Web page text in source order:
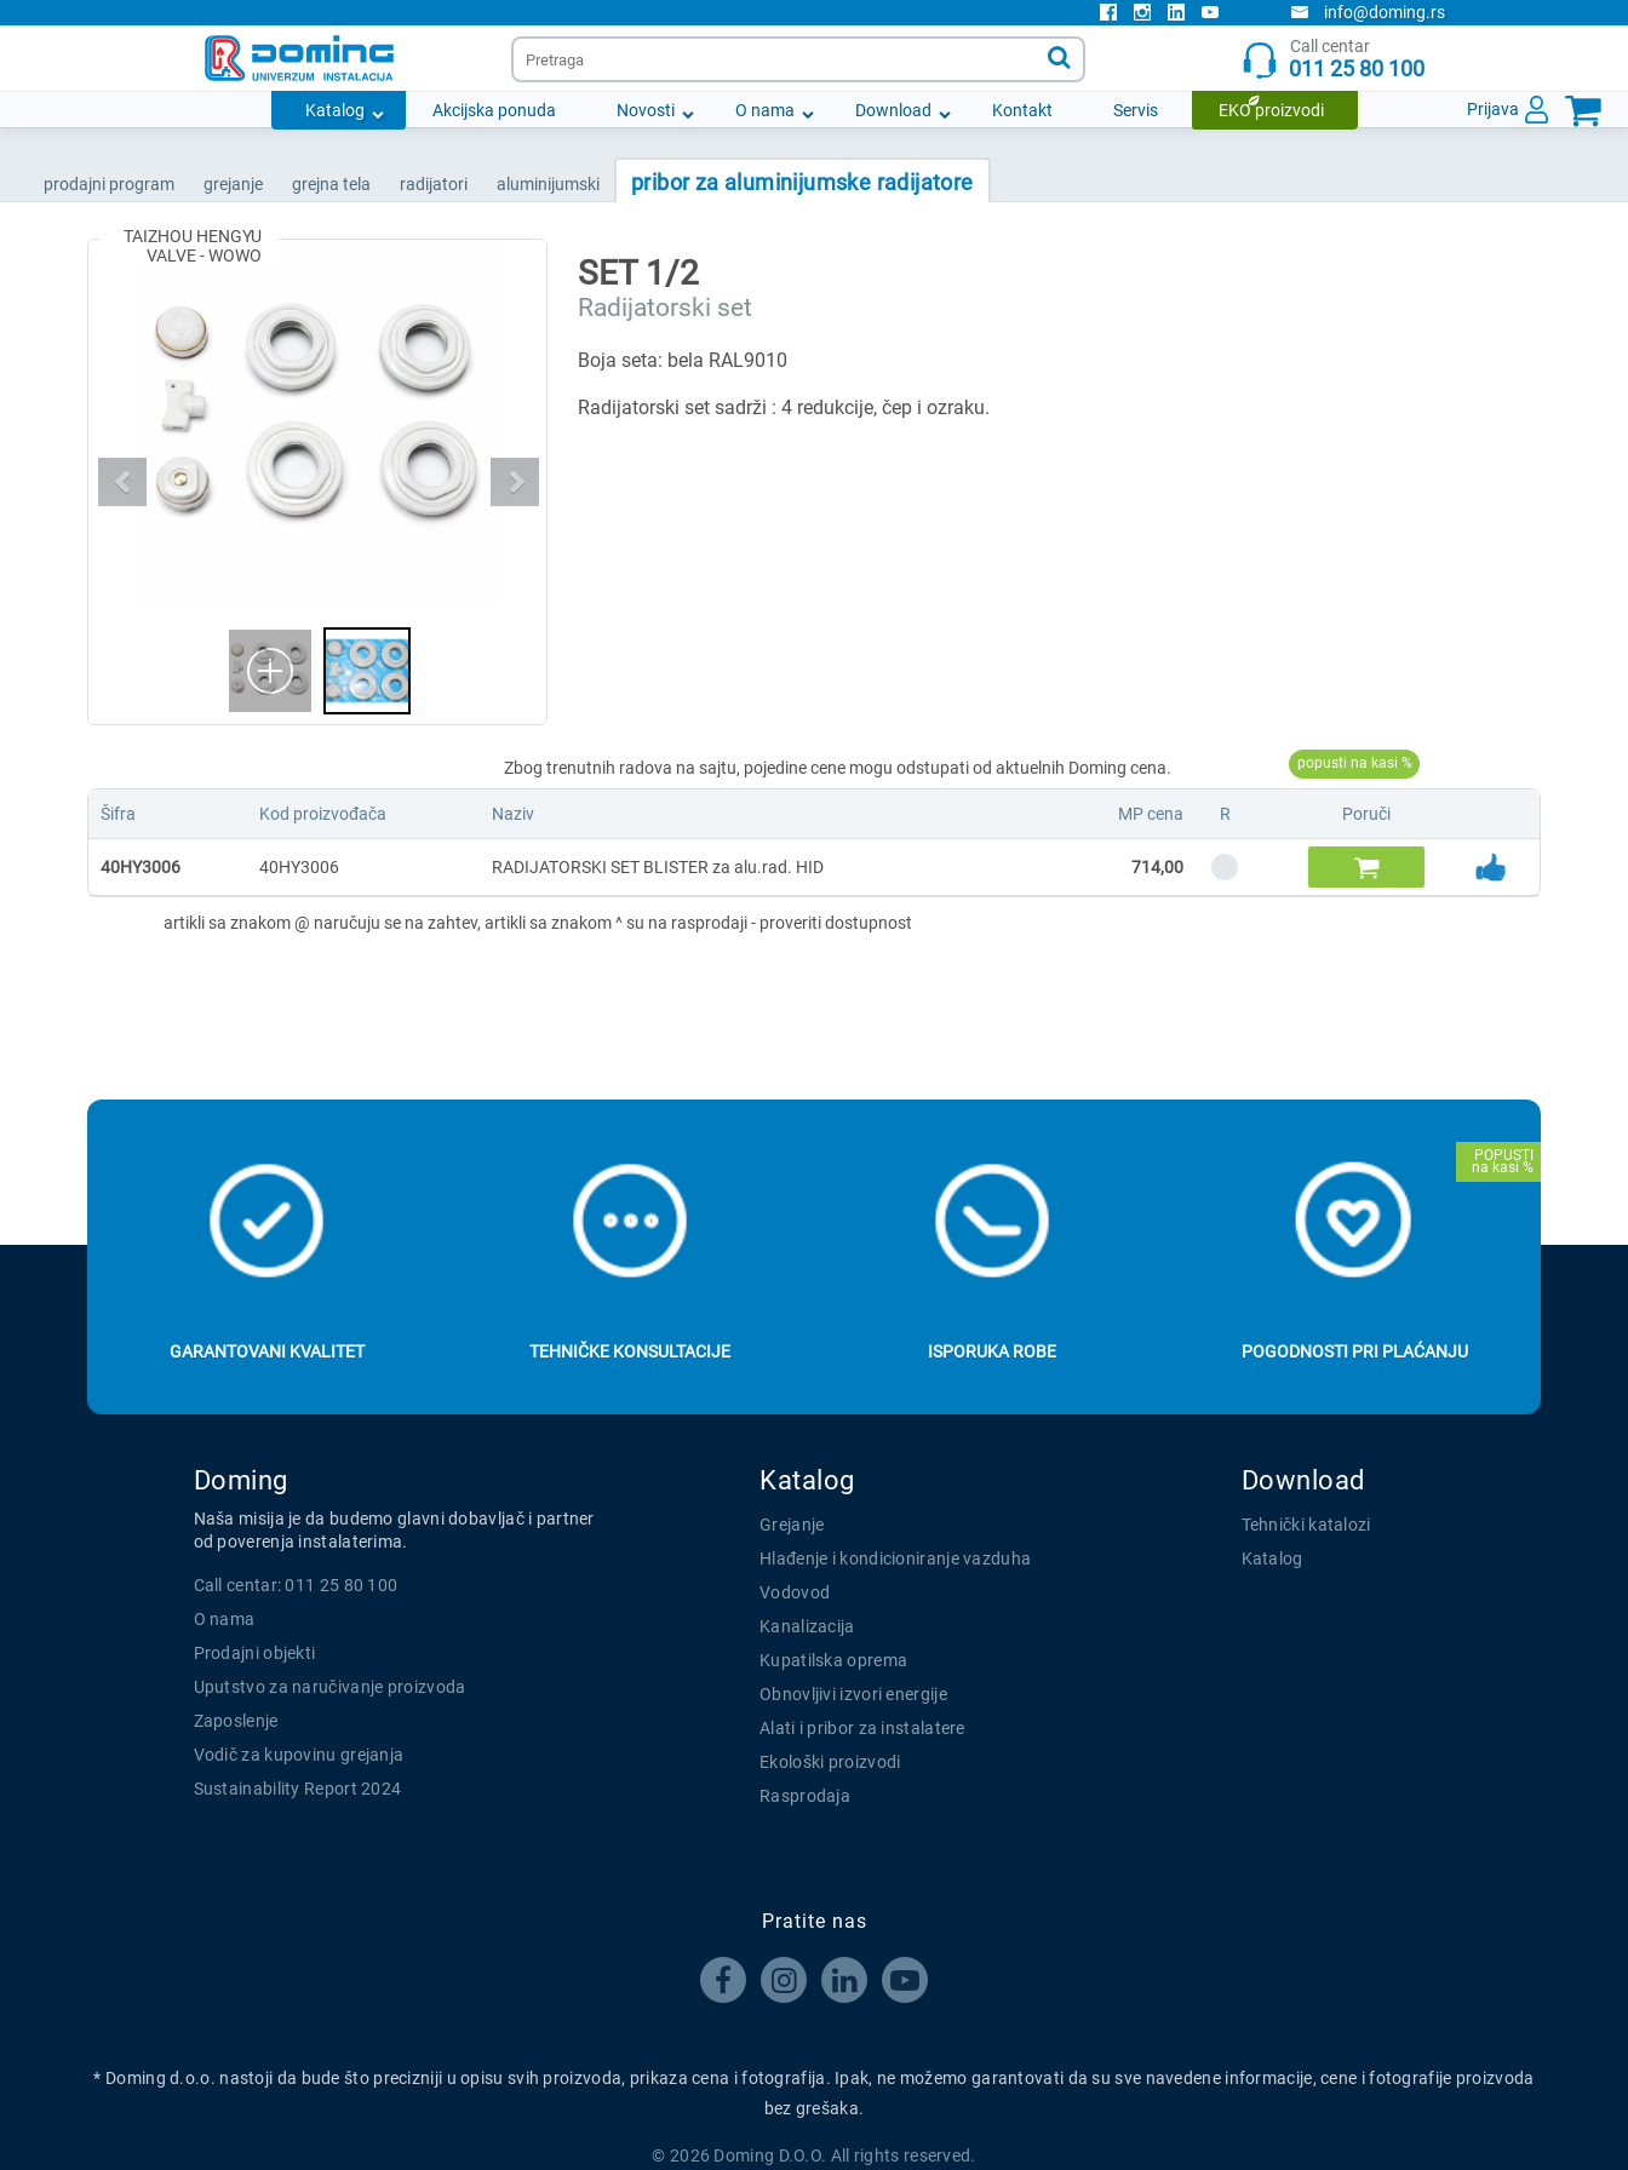
info@doming.rs
Call centar
011 25 80 100
Katalog Akcijska ponuda Novosti O nama Download Kontakt Servis EKO proizvodi Prijava 

prodajni program grejanje grejna tela radijatori aluminijumski pribor za aluminijumske radijatore
TAIZHOU HENGYU
VALVE - WOWO
SET 1/2
Radijatorski set
Boja seta: bela RAL9010
Radijatorski set sadrži : 4 redukcije, čep i ozraku.
Šifra Kod proizvođača Naziv MP cena R Poruči
40HY3006 40HY3006 RADIJATORSKI SET BLISTER za alu.rad. HID 714,00 
GARANTOVANI KVALITET TEHNIČKE KONSULTACIJE ISPORUKA ROBE POGODNOSTI PRI PLAĆANJU
Doming
Naša misija je da budemo glavni dobavljač i partner
od poverenja instalaterima.
Call centar: 011 25 80 100
O nama
Prodajni objekti
Uputstvo za naručivanje proizvoda
Zaposlenje
Vodič za kupovinu grejanja
Sustainability Report 2024
Katalog
Grejanje
Hlađenje i kondicioniranje vazduha
Vodovod
Kanalizacija
Kupatilska oprema
Obnovljivi izvori energije
Alati i pribor za instalatere
Ekološki proizvodi
Rasprodaja
Download
Tehnički katalozi
Katalog
Pratite nas
   
* Doming d.o.o. nastoji da bude što precizniji u opisu svih proizvoda, prikaza cena i fotografija. Ipak, ne možemo garantovati da su sve navedene informacije, cene i fotografije proizvoda
bez grešaka.
© 2026 Doming D.O.O. All rights reserved.